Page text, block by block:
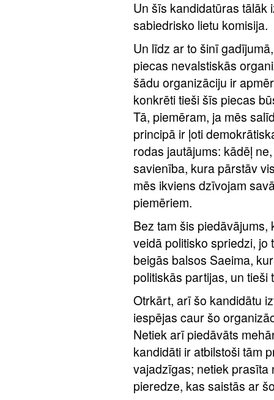
Un šīs kandidatūras tālāk
sabiedrisko lietu komisija.
Un līdz ar to šinī
piecas nevalstiskās
šādu organizāciju ir
konkrēti tieši šīs piecas
Tā, piemēram, ja mēs
principā ir ļoti
rodas jautājums: kādēļ
savienība, kura pārstāv
mēs ikviens dzīvojam
piemēriem.
Bez tam šis
veidā politisko spriedzi, jo
beigās balsos Saeima,
politiskās partijas, un
Otrkārt, arī šo kandidātu
iespējas caur šo
Netiek arī piedāvāts
kandidāti ir atbilstoši tām
vajadzīgas; netiek
pieredze, kas saistās ar